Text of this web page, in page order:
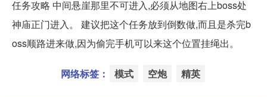
任务攻略 中间悬崖那里不可进入,必须从地图右上boss处
神庙正门进入。 建议把这个任务放到倒数做,而且是杀完b
oss顺路进来做,因为偷完手机可以来这个位置挂绳出。
网络标签： 模式 空炮 精英